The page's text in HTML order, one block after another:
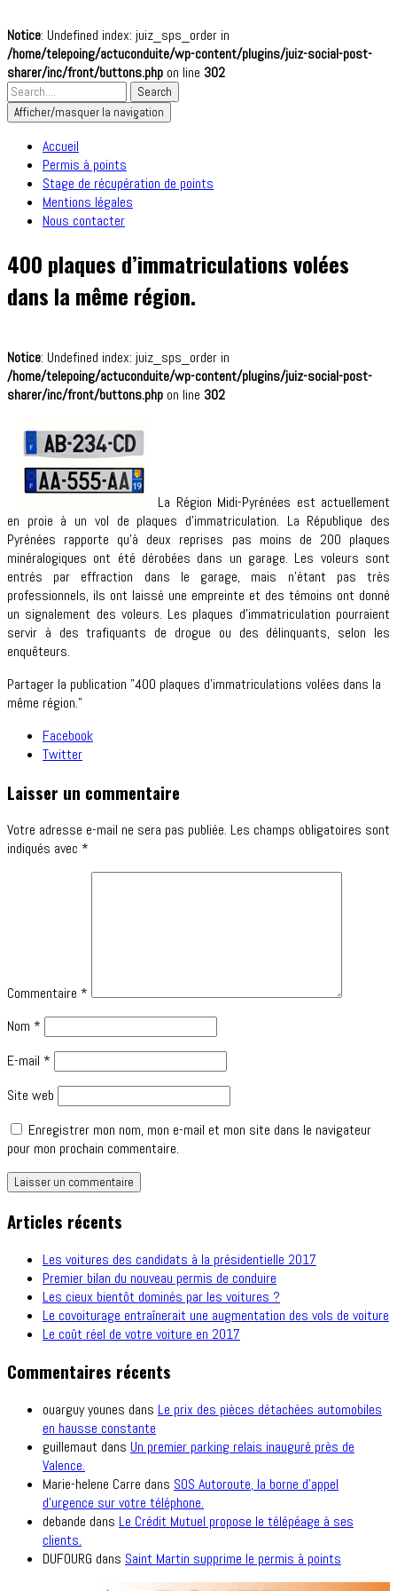
Notice: Undefined index: juiz_sps_order in
/home/telepoing/actuconduite/wp-content/plugins/juiz-social-post-
sharer/inc/front/buttons.php on line 302
Afficher/masquer la navigation
Accueil
Permis à points
Stage de récupération de points
Mentions légales
Nous contacter
400 plaques d’immatriculations volées
dans la même région.
Notice: Undefined index: juiz_sps_order in
/home/telepoing/actuconduite/wp-content/plugins/juiz-social-post-
sharer/inc/front/buttons.php on line 302
La Région Midi-Pyrénées est actuellement
en proie à un vol de plaques d’immatriculation. La République des
Pyrénées rapporte qu’à deux reprises pas moins de 200 plaques
minéralogiques ont été dérobées dans un garage. Les voleurs sont
entrés par effraction dans le garage, mais n’étant pas très
professionnels, ils ont laissé une empreinte et des témoins ont donné
un signalement des voleurs. Les plaques d’immatriculation pourraient
servir à des trafiquants de drogue ou des délinquants, selon les
enquêteurs.
Partager la publication "400 plaques d’immatriculations volées dans la
même région."
Facebook
Twitter
Laisser un commentaire
Votre adresse e-mail ne sera pas publiée. Les champs obligatoires sont
indiqués avec *
Commentaire *
Nom *
E-mail *
Site web
Enregistrer mon nom, mon e-mail et mon site dans le navigateur
pour mon prochain commentaire.
Articles récents
Les voitures des candidats à la présidentielle 2017
Premier bilan du nouveau permis de conduire
Les cieux bientôt dominés par les voitures ?
Le covoiturage entraînerait une augmentation des vols de voiture
Le coût réel de votre voiture en 2017
Commentaires récents
ouarguy younes dans Le prix des pièces détachées automobiles
en hausse constante
guillemaut dans Un premier parking relais inauguré près de
Valence.
Marie-helene Carre dans SOS Autoroute, la borne d’appel
d’urgence sur votre téléphone.
debande dans Le Crédit Mutuel propose le télépéage à ses
clients.
DUFOURG dans Saint Martin supprime le permis à points